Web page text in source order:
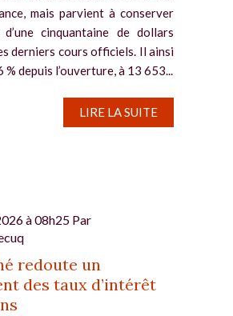
mais parvient à conserver
cinquantaine de dollars
derniers cours officiels. Il ainsi
% depuis l’ouverture, à 13 653...
LIRE LA SUITE
à 08h25 Par
redoute un
des taux d’intérêt